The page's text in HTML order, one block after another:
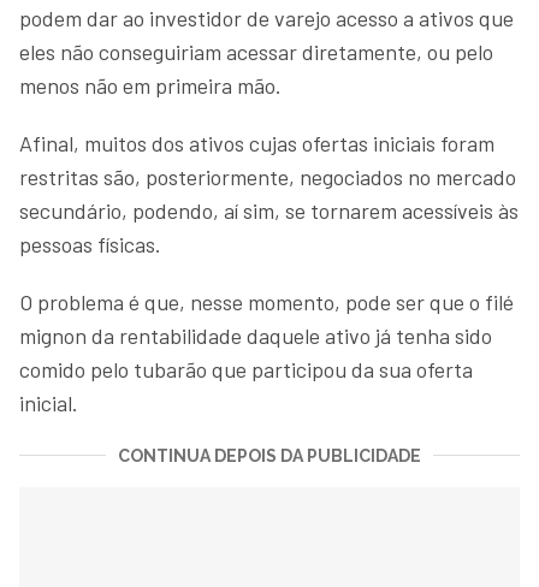
podem dar ao investidor de varejo acesso a ativos que
eles não conseguiriam acessar diretamente, ou pelo
menos não em primeira mão.
Afinal, muitos dos ativos cujas ofertas iniciais foram
restritas são, posteriormente, negociados no mercado
secundário, podendo, aí sim, se tornarem acessíveis às
pessoas físicas.
O problema é que, nesse momento, pode ser que o filé
mignon da rentabilidade daquele ativo já tenha sido
comido pelo tubarão que participou da sua oferta
inicial.
CONTINUA DEPOIS DA PUBLICIDADE